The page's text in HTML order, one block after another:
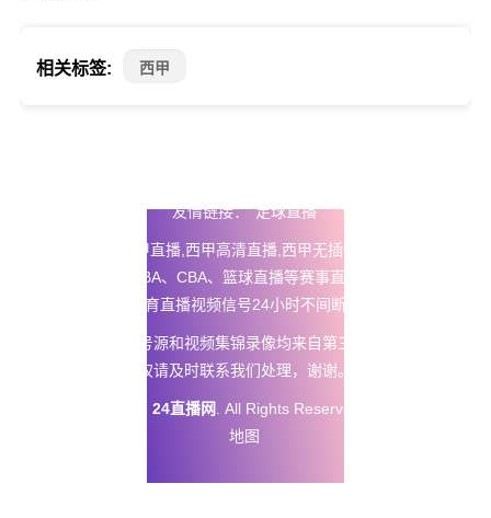
相关标签: 西甲
友情链接：足球直播
提供西甲直播,西甲高清直播,西甲无插件免费直播以及五
大联赛直播、NBA、CBA、篮球直播等赛事直播在线观看无插
件，体育直播视频信号24小时不间断更新。
本站所有直播信号源和视频集锦录像均来自第三方平台，如有侵
权请及时联系我们处理，谢谢。
Copyright © 202524直播网. All Rights Reserved 版权所有
地图